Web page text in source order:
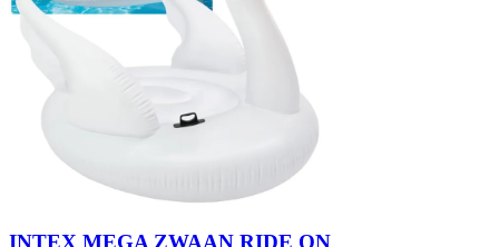
INTEX MEGA ZWAAN RIDE ON